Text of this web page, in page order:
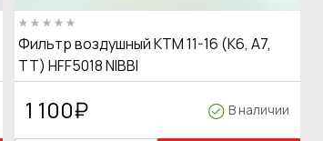
Фильтр воздушный КТМ 11-16 (K6, A7,
TT) HFF5018 NIBBI
1 100₽ В наличии